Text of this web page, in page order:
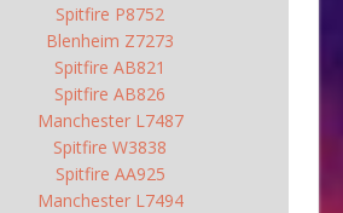
Spitfire P8752
Blenheim Z7273
Spitfire AB821
Spitfire AB826
Manchester L7487
Spitfire W3838
Spitfire AA925
Manchester L7494